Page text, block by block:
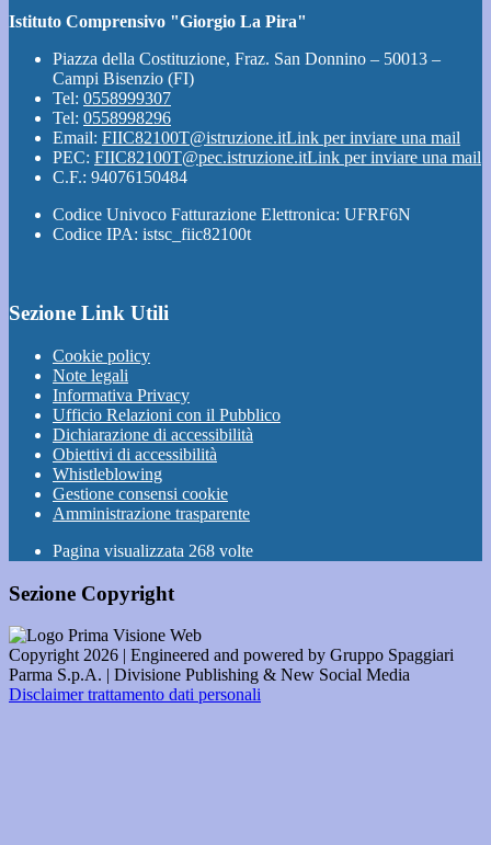
Istituto Comprensivo "Giorgio La Pira"
Piazza della Costituzione, Fraz. San Donnino – 50013 –
Campi Bisenzio (FI)
Tel: 0558999307
Tel: 0558998296
Email: FIIC82100T@istruzione.itLink per inviare una mail
PEC: FIIC82100T@pec.istruzione.itLink per inviare una mail
C.F.: 94076150484
Codice Univoco Fatturazione Elettronica: UFRF6N
Codice IPA: istsc_fiic82100t
Sezione Link Utili
Cookie policy
Note legali
Informativa Privacy
Ufficio Relazioni con il Pubblico
Dichiarazione di accessibilità
Obiettivi di accessibilità
Whistleblowing
Gestione consensi cookie
Amministrazione trasparente
Pagina visualizzata 268 volte
Sezione Copyright
Copyright 2026 | Engineered and powered by Gruppo Spaggiari
Parma S.p.A. | Divisione Publishing & New Social Media
Disclaimer trattamento dati personali